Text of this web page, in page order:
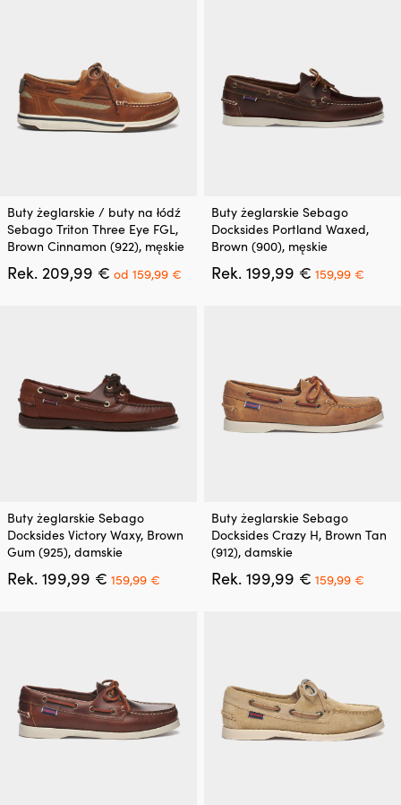
Ten
produkt
ma
wiele
wariantów.
produktu
Buty żeglarskie / buty na łódź
Sebago Triton Three Eye FGL,
Brown Cinnamon (922), męskie
Rek. 209,99 € Pierwotna
od 159,99 € Aktualna
Ten
produkt
ma
wiele
wariantów.
Buty żeglarskie Sebago
Docksides Portland Waxed,
Brown (900), męskie
Rek. 199,99 € Pierwotna
cena
159,99 €
Ten
produkt
ma
wiele
wariantów.
produktu
Buty żeglarskie Sebago
Docksides Victory Waxy, Brown
Gum (925), damskie
Rek. 199,99 € Pierwotna
cena
159,99 € Aktualna
Ten
produkt
ma
wiele
wariantów.
Buty żeglarskie Sebago
Docksides Crazy H, Brown Tan
(912), damskie
Rek. 199,99 € Pierwotna
cena
159,99 €